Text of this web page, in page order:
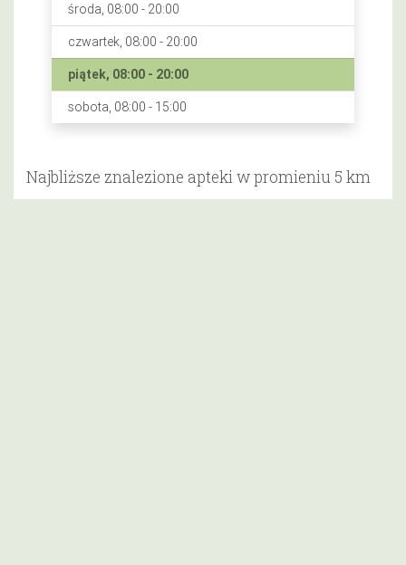
środa, 08:00 - 20:00
czwartek, 08:00 - 20:00
piątek, 08:00 - 20:00
sobota, 08:00 - 15:00
Najbliższe znalezione apteki w promieniu 5 km